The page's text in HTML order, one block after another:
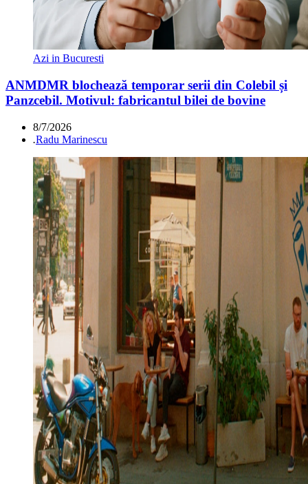
Azi in Bucuresti
ANMDMR blochează temporar serii din Colebil și
Panzcebil. Motivul: fabricantul bilei de bovine
8/7/2026
.Radu Marinescu